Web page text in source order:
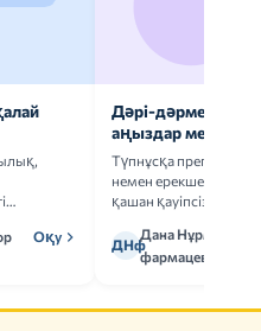
Оқу
Дәрі-дәрмек
аңыздар мен
Түпнұсқа
немен ерекшеленеді
қашан қауіпсіз.
ДНф
Дана
фармацевт